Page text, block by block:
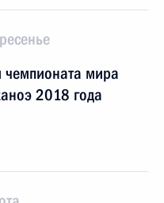
чемпионата мира
2018 года